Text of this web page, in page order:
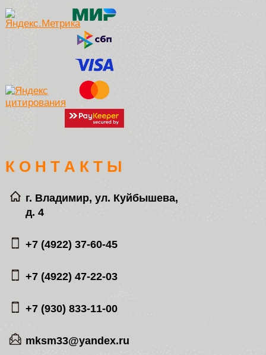
К О Н Т А К Т Ы
г. Владимир, ул. Куйбышева,
д. 4
+7 (4922) 37-60-45
+7 (4922) 47-22-03
+7 (930) 833-11-00
mksm33@yandex.ru